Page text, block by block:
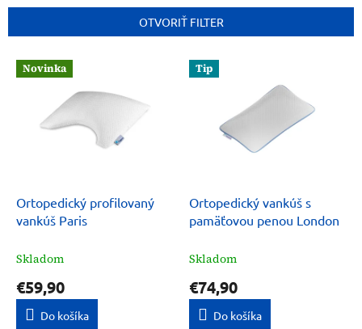
i
OTVORIŤ FILTER
V Novinka
Ortopedický profilovaný
vankúš Paris
Skladom
€59,90
Do košíka
Tip
Ortopedický vankúš s
pamäťovou penou London
Skladom
€74,90
Do košíka